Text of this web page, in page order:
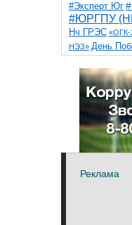
#Эксперт Юг
#ЮРГПУ
Нч ГРЭС
НЭЗ» День
НчГРЭС
детидороги
спорт театр
Реклама